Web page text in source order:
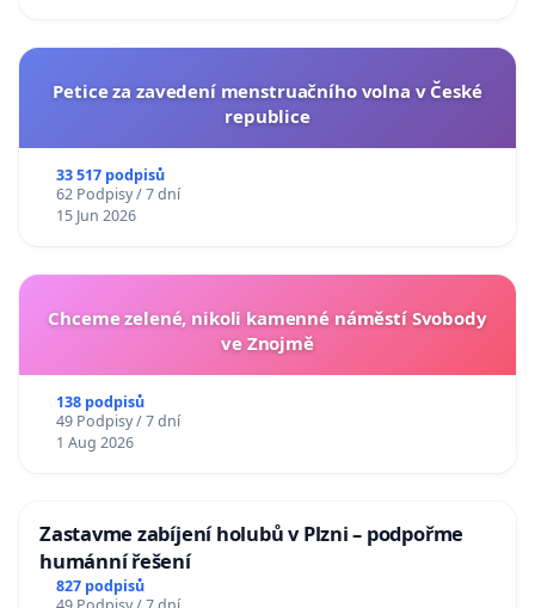
Petice za zavedení menstruačního volna v České
republice
33 517 podpisů
62 Podpisy / 7 dní
15 Jun 2026
Chceme zelené, nikoli kamenné náměstí Svobody
ve Znojmě
138 podpisů
49 Podpisy / 7 dní
1 Aug 2026
Zastavme zabíjení holubů v Plzni – podpořme
humánní řešení
827 podpisů